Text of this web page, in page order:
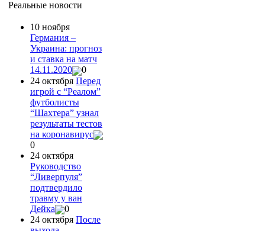
Реальные новости
10 ноября
Германия –
Украина: прогноз
и ставка на матч
14.11.2020
0
24 октября Перед
игрой с “Реалом”
футболисты
“Шахтера” узнал
результаты тестов
на коронавирус
0
24 октября
Руководство
“Ливерпуля”
подтвердило
травму у ван
Дейка
0
24 октября После